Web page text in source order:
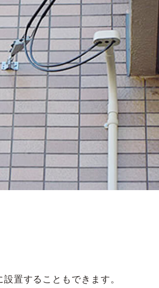
置することもできます。